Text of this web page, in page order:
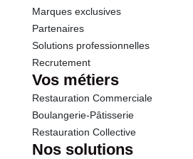
Marques exclusives
Partenaires
Solutions professionnelles
Recrutement
Vos métiers
Restauration Commerciale
Boulangerie-Pâtisserie
Restauration Collective
Nos solutions